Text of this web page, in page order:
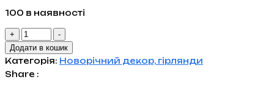
100 в наявності
+
PVC
проволока
з
блоком
-
Додати в кошик
Категорія: Новорічний декор, гірлянди
Share :